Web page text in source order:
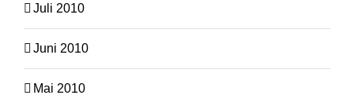
Juli 2010
Juni 2010
Mai 2010